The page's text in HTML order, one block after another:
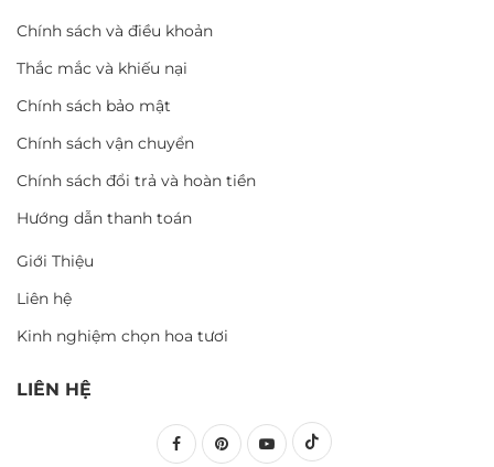
Chính sách và điều khoản
Thắc mắc và khiếu nại
Chính sách bảo mật
Chính sách vận chuyển
Chính sách đổi trả và hoàn tiền
Hướng dẫn thanh toán
Giới Thiệu
Liên hệ
Kinh nghiệm chọn hoa tươi
LIÊN HỆ